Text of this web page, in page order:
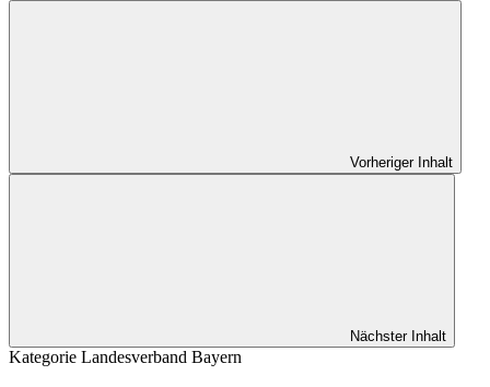
Vorheriger Inhalt
Nächster Inhalt
Kategorie Landesverband Bayern